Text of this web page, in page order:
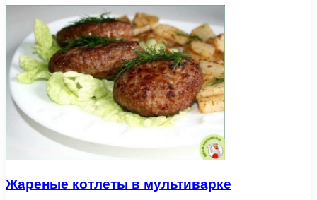
Жареные котлеты в мультиварке